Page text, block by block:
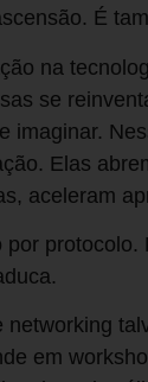
É
na
se
imaginar.
Elas
aceleram
em